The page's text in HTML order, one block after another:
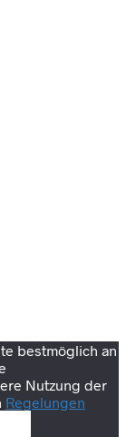
bestmöglich an
Nutzung der
Regelungen